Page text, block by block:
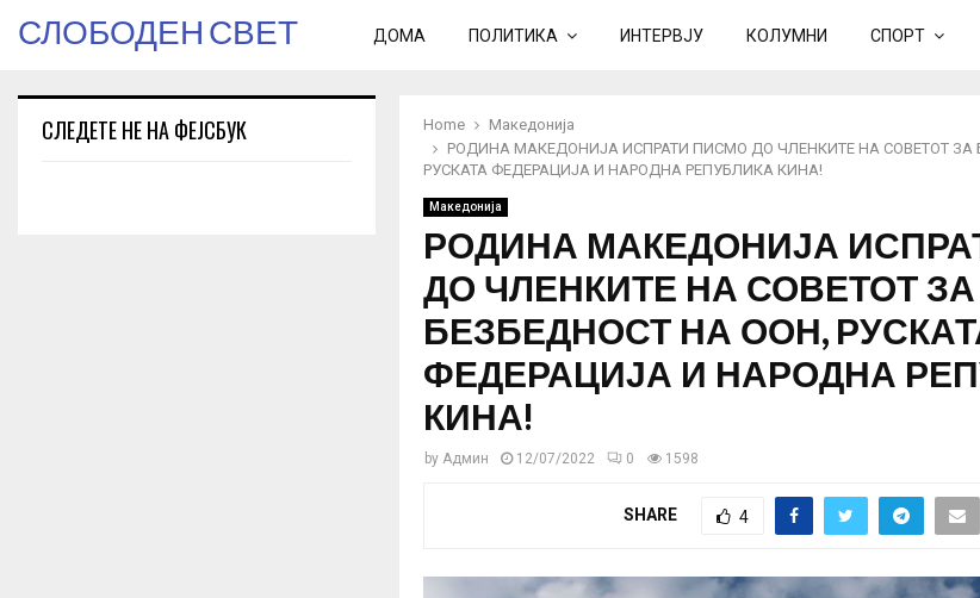
СЛОБОДЕН СВЕТ ДОМА ПОЛИТИКА ИНТЕРВЈУ КОЛУМНИ СПОРТ
Home
Македонија
РОДИНА МАКЕДОНИЈА ИСПРАТИ ПИСМО ДО ЧЛЕНКИТЕ НА СОВЕТОТ ЗА
РУСКАТА ФЕДЕРАЦИЈА И НАРОДНА РЕПУБЛИКА КИНА!
Македонија
РОДИНА МАКЕДОНИЈА
ДО ЧЛЕНКИТЕ НА СОВЕТОТ ЗА
БЕЗБЕДНОСТ НА ООН,
ФЕДЕРАЦИЈА И НАРОДНА
КИНА!
by Админ 12/07/2022 0 1598
SHARE 4
СЛЕДЕТЕ НЕ НА ФЕЈСБУК